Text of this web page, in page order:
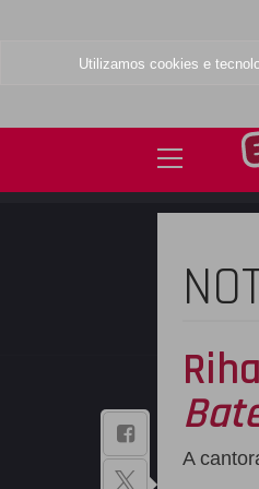
Utilizamos cookies e
A
BAIXE